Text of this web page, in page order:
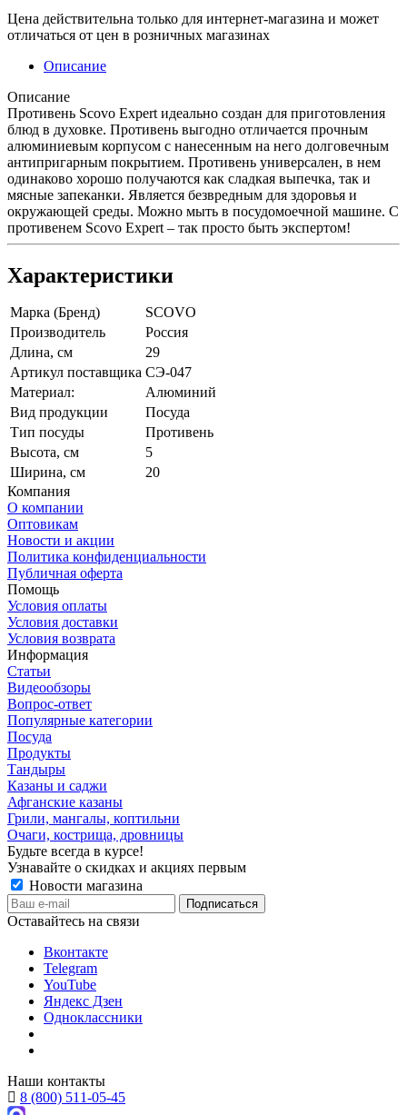
Цена действительна только для интернет-магазина и может
отличаться от цен в розничных магазинах
Описание
Описание
Противень Scovo Expert идеально создан для приготовления
блюд в духовке. Противень выгодно отличается прочным
алюминиевым корпусом с нанесенным на него долговечным
антипригарным покрытием. Противень универсален, в нем
одинаково хорошо получаются как сладкая выпечка, так и
мясные запеканки. Является безвредным для здоровья и
окружающей среды. Можно мыть в посудомоечной машине. С
противенем Scovo Expert – так просто быть экспертом!
Характеристики
Марка (Бренд)
SCOVO
Производитель
Россия
Длина, см
29
Артикул поставщика СЭ-047
Материал:
Алюминий
Вид продукции
Посуда
Тип посуды
Противень
Высота, см
5
Ширина, см
20
Компания
О компании
Оптовикам
Новости и акции
Политика конфиденциальности
Публичная оферта
Помощь
Условия оплаты
Условия доставки
Условия возврата
Информация
Статьи
Видеообзоры
Вопрос-ответ
Популярные категории
Посуда
Продукты
Тандыры
Казаны и саджи
Афганские казаны
Грили, мангалы, коптильни
Очаги, кострища, дровницы
Будьте всегда в курсе!
Узнавайте о скидках и акциях первым
Новости магазина
Оставайтесь на связи
Вконтакте
Telegram
YouTube
Яндекс Дзен
Одноклассники
Наши контакты
8 (800) 511-05-45